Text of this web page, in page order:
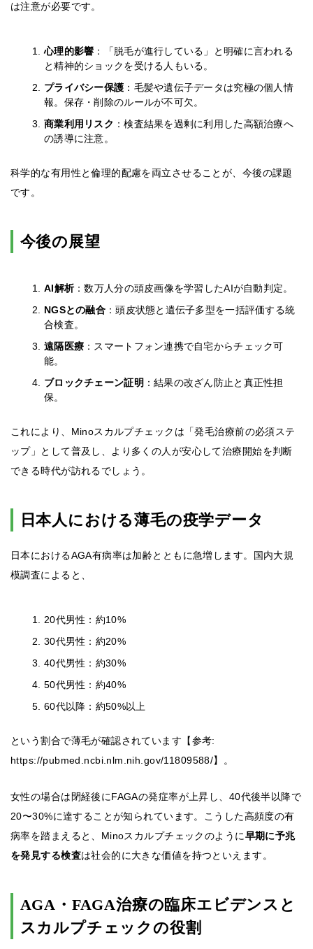
は注意が必要です。
心理的影響 ：「脱毛が進行している」と明確に言われる
と精神的ショックを受ける人もいる。
プライバシー保護 ：毛髪や遺伝子データは究極の個人情
報。保存・削除のルールが不可欠。
商業利用リスク ：検査結果を過剰に利用した高額治療へ
の誘導に注意。
科学的な有用性と倫理的配慮を両立させることが、今後の課題
です。
今後の展望
AI解析：数万人分の頭皮画像を学習したAIが自動判定。
NGSとの融合：頭皮状態と遺伝子多型を一括評価する統
合検査。
遠隔医療 ：スマートフォン連携で自宅からチェック可
能。
ブロックチェーン証明 ：結果の改ざん防止と真正性担
保。
これにより、Minoスカルプチェックは「発毛治療前の必須ステ
ップ」として普及し、より多くの人が安心して治療開始を判断
できる時代が訪れるでしょう。
日本人における薄毛の疫学データ
日本におけるAGA有病率は加齢とともに急増します。国内大規
模調査によると、
20代男性：約10%
30代男性：約20%
40代男性：約30%
50代男性：約40%
60代以降：約50%以上
という割合で薄毛が確認されています【参考:
https://pubmed.ncbi.nlm.nih.gov/11809588/】。
女性の場合は閉経後にFAGAの発症率が上昇し、40代後半以降で
20〜30%に達することが知られています。こうした高頻度の有
病率を踏まえると、Minoスカルプチェックのように早期に予兆
を発見する検査は社会的に大きな価値を持つといえます。
AGA・FAGA治療の臨床エビデンスと
スカルプチェックの役割